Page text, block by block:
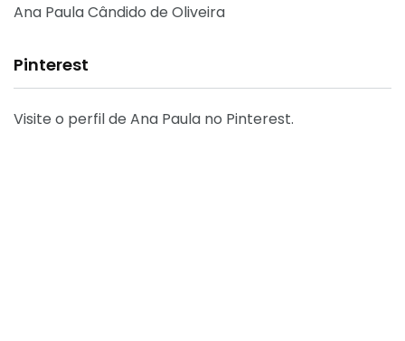
Ana Paula Cândido de Oliveira
Pinterest
Visite o perfil de Ana Paula no Pinterest.